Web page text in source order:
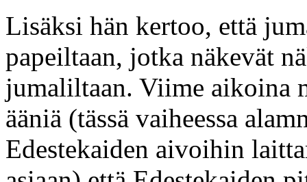
Lisäksi hän kertoo, että
papeiltaan, jotka näkevät
jumaliltaan. Viime aikoina
ääniä (tässä vaiheessa
Edestekaiden aivoihin